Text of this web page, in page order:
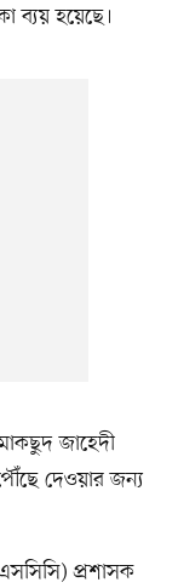
ব্যয় হয়েছে।
জাহেদী
দেওয়ার জন্য
প্রশাসক